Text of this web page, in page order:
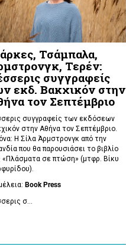
Τσάμπαλα,
Τερέν:
συγγραφείς
εκδ. Βακχικόν στην
τον Σεπτέμβριο
συγγραφείς των εκδόσεων
στην Αθήνα τον Σεπτέμβριο.
Η Σίλα Άρμστρονγκ από την
που θα παρουσιάσει το βιβλίο
«Πλάσματα σε πτώση» (μτφρ. Βίκυ
Book Press
σ...